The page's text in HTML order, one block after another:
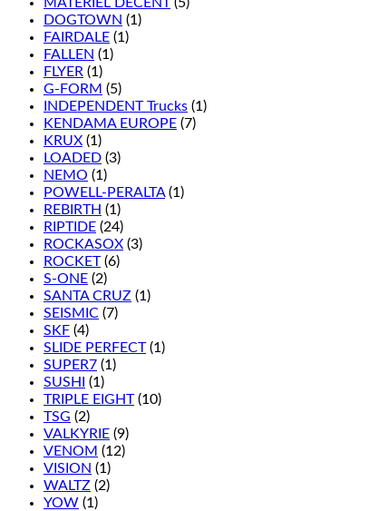
DOGTOWN (1)
FAIRDALE (1)
FALLEN (1)
FLYER (1)
G-FORM (5)
INDEPENDENT Trucks (1)
KENDAMA EUROPE (7)
KRUX (1)
LOADED (3)
NEMO (1)
POWELL-PERALTA (1)
REBIRTH (1)
RIPTIDE (24)
ROCKASOX (3)
ROCKET (6)
S-ONE (2)
SANTA CRUZ (1)
SEISMIC (7)
SKF (4)
SLIDE PERFECT (1)
SUPER7 (1)
SUSHI
(1)
TRIPLE EIGHT (10)
TSG (2)
VALKYRIE (9)
VENOM (12)
VISION (1)
WALTZ (2)
YOW (1)